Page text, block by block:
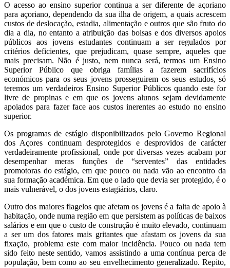
O acesso ao ensino superior continua a ser diferente de açoriano
para açoriano, dependendo da sua ilha de origem, a quais acrescem
custos de deslocação, estadia, alimentação e outros que são fruto do
dia a dia, no entanto a atribuição das bolsas e dos diversos apoios
públicos aos jovens estudantes continuam a ser regulados por
critérios deficientes, que prejudicam, quase sempre, aqueles que
mais precisam. Não é justo, nem nunca será, termos um Ensino
Superior Público que obriga famílias a fazerem sacrifícios
económicos para os seus jovens prosseguirem os seus estudos, só
teremos um verdadeiros Ensino Superior Públicos quando este for
livre de propinas e em que os jovens alunos sejam devidamente
apoiados para fazer face aos custos inerentes ao estudo no ensino
superior.
Os programas de estágio disponibilizados pelo Governo Regional
dos Açores continuam desprotegidos e desprovidos de carácter
verdadeiramente profissional, onde por diversas vezes acabam por
desempenhar meras funções de “serventes” das entidades
promotoras do estágio, em que pouco ou nada vão ao encontro da
sua formação académica. Em que o lado que devia ser protegido, é o
mais vulnerável, o dos jovens estagiários, claro.
Outro dos maiores flagelos que afetam os jovens é a falta de apoio à
habitação, onde numa região em que persistem as políticas de baixos
salários e em que o custo de construção é muito elevado, continuam
a ser um dos fatores mais gritantes que afastam os jovens da sua
fixação, problema este com maior incidência. Pouco ou nada tem
sido feito neste sentido, vamos assistindo a uma contínua perca de
população, bem como ao seu envelhecimento generalizado. Repito,